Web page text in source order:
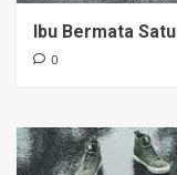
Ibu Bermata Satu
0